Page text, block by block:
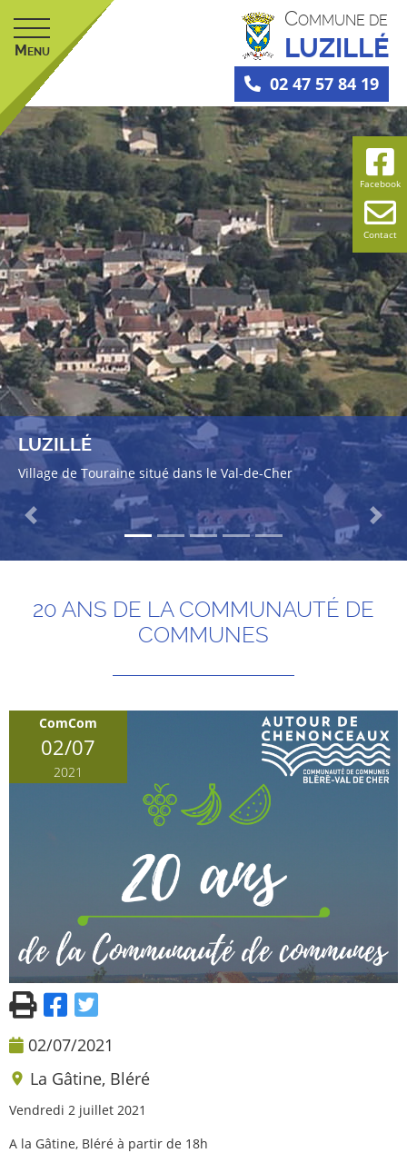
Facebook
Contact
M ENU
COMMUNE DE
LUZILLÉ
02 47 57 84 19
LUZILLÉ
Village de Touraine situé dans le Val-de-Cher
Previous Next
20 ANS DE LA COMMUNAUTÉ DE
COMMUNES
ComCom
02/07
2021
02/07/2021
La Gâtine, Bléré
Vendredi 2 juillet 2021
A la Gâtine, Bléré à partir de 18h